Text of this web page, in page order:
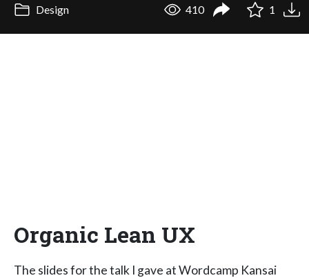
Design 410 1
Organic Lean UX
The slides for the talk I gave at Wordcamp Kansai